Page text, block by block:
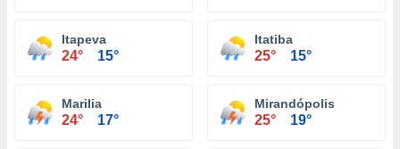
Itapeva
24° 15°
Itatiba
25° 15°
Marilia
24° 17°
Mirandópolis
25° 19°